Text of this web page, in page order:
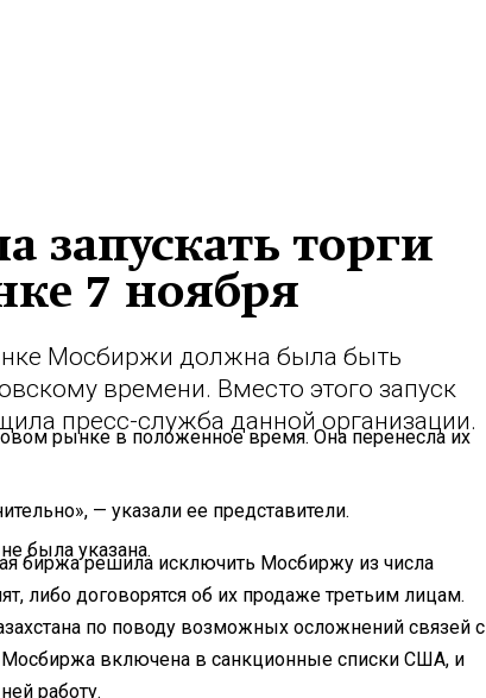
запускать торги
7 ноября
Мосбиржи должна была быть
времени. Вместо этого запуск
пресс-служба данной организации.
рынке в положенное время. Она перенесла их
— указали ее представители.
была указана.
биржа решила исключить Мосбиржу из числа
либо договорятся об их продаже третьим лицам.
по поводу возможных осложнений связей с
включена в санкционные списки США, и
работу.